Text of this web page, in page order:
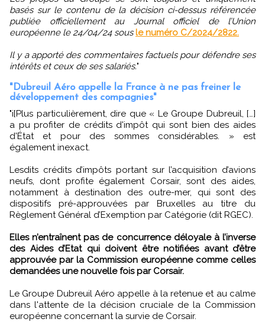
basés sur le contenu de la décision ci-dessus référencée
publiée officiellement au Journal officiel de l’Union
européenne le 24/04/24 sous le numéro C/2024/2822.
Il y a apporté des commentaires factuels pour défendre ses
intérêts et ceux de ses salariés."
"Dubreuil Aéro appelle la France à ne pas freiner le
développement des compagnies"
"i[Plus particulièrement, dire que « Le Groupe Dubreuil, […]
a pu profiter de crédits d'impôt qui sont bien des aides
d'État et pour des sommes considérables. » est
également inexact.
Lesdits crédits d’impôts portant sur l’acquisition d’avions
neufs, dont profite également Corsair, sont des aides,
notamment à destination des outre-mer, qui sont des
dispositifs pré-approuvées par Bruxelles au titre du
Règlement Général d’Exemption par Catégorie (dit RGEC).
Elles n’entraînent pas de concurrence déloyale à l’inverse
des Aides d’Etat qui doivent être notifiées avant d’être
approuvée par la Commission européenne comme celles
demandées une nouvelle fois par Corsair.
Le Groupe Dubreuil Aéro appelle à la retenue et au calme
dans l'attente de la décision cruciale de la Commission
européenne concernant la survie de Corsair.